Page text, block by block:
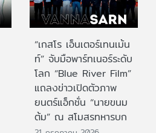
“เกสโร เอ็นเตอร์เทนเม้น
ท์” จับมือพาร์ทเนอร์ระดับ
โลก “Blue River Film”
แถลงข่าวเปิดตัวภาพ
ยนตร์แอ็กชั่น “นายขนม
ต้ม” ณ สโมสรทหารบก